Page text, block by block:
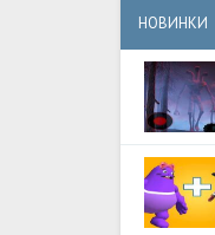
НОВИНКИ